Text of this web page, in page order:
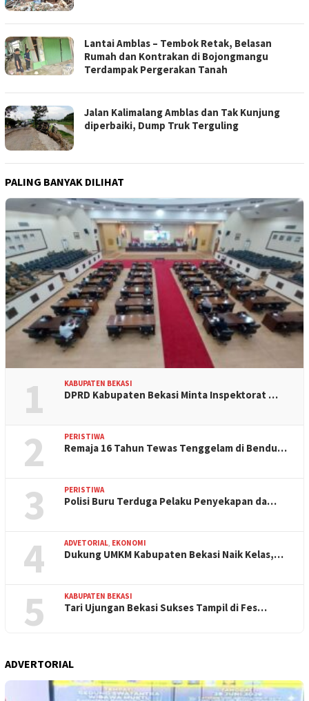
Lantai Amblas – Tembok Retak, Belasan
Rumah dan Kontrakan di Bojongmangu
Terdampak Pergerakan Tanah
Jalan Kalimalang Amblas dan Tak Kunjung
diperbaiki, Dump Truk Terguling
PALING BANYAK DILIHAT
1 KABUPATEN BEKASI
DPRD Kabupaten Bekasi Minta Inspektorat …
2 PERISTIWA
Remaja 16 Tahun Tewas Tenggelam di Bendu…
3 PERISTIWA
Polisi Buru Terduga Pelaku Penyekapan da…
4 ADVETORIAL EKONOMI
Dukung UMKM Kabupaten Bekasi Naik Kelas,…
5 KABUPATEN BEKASI
Tari Ujungan Bekasi Sukses Tampil di Fes…
ADVERTORIAL